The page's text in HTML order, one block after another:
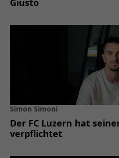
Giusto
Simon Simoni
Der FC Luzern hat
verpflichtet